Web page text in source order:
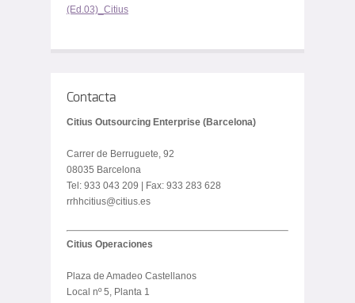
(Ed.03)_Citius
Contacta
Citius Outsourcing Enterprise (Barcelona)
Carrer de Berruguete, 92
08035 Barcelona
Tel: 933 043 209 | Fax: 933 283 628
rrhhcitius@citius.es
Citius Operaciones
Plaza de Amadeo Castellanos
Local nº 5, Planta 1